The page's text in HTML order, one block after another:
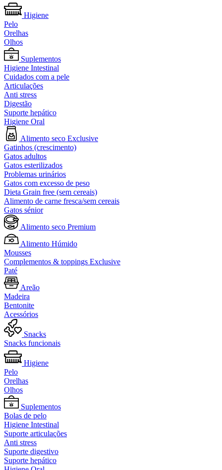
Higiene
Pelo
Orelhas
Olhos
Suplementos
Higiene Intestinal
Cuidados com a pele
Articulações
Anti stress
Digestão
Suporte hepático
Higiene Oral
Alimento seco Exclusive
Gatinhos (crescimento)
Gatos adultos
Gatos esterilizados
Problemas urinários
Gatos com excesso de peso
Dieta Grain free (sem cereais)
Alimento de carne fresca/sem cereais
Gatos sénior
Alimento seco Premium
Alimento Húmido
Mousses
Complementos & toppings Exclusive
Paté
Areão
Madeira
Bentonite
Acessórios
Snacks
Snacks funcionais
Higiene
Pelo
Orelhas
Olhos
Suplementos
Bolas de pelo
Higiene Intestinal
Suporte articulações
Anti stress
Suporte digestivo
Suporte hepático